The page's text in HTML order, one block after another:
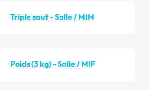
Triple saut - Salle / MIM
Poids (3 kg) - Salle / MIF